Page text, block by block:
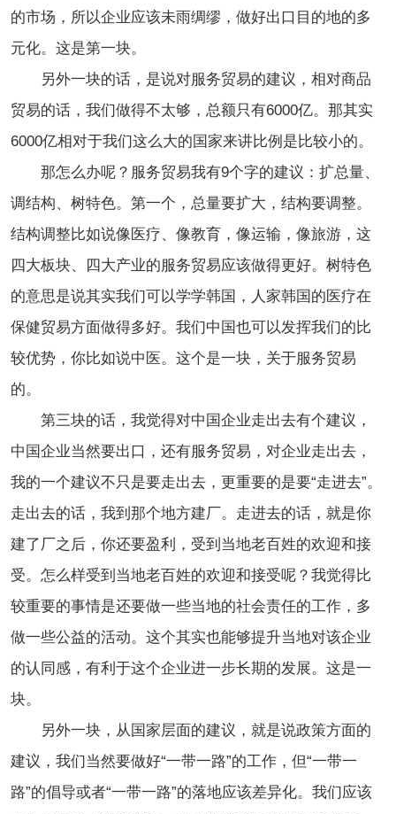
的市场，所以企业应该未雨绸缪，做好出口目的地的多
元化。这是第一块。
另外一块的话，是说对服务贸易的建议，相对商品
贸易的话，我们做得不太够，总额只有6000亿。那其实
6000亿相对于我们这么大的国家来讲比例是比较小的。
那怎么办呢？服务贸易我有9个字的建议：扩总量、
调结构、树特色。第一个，总量要扩大，结构要调整。
结构调整比如说像医疗、像教育，像运输，像旅游，这
四大板块、四大产业的服务贸易应该做得更好。树特色
的意思是说其实我们可以学学韩国，人家韩国的医疗在
保健贸易方面做得多好。我们中国也可以发挥我们的比
较优势，你比如说中医。这个是一块，关于服务贸易
的。
第三块的话，我觉得对中国企业走出去有个建议，
中国企业当然要出口，还有服务贸易，对企业走出去，
我的一个建议不只是要走出去，更重要的是要“走进去”。
走出去的话，我到那个地方建厂。走进去的话，就是你
建了厂之后，你还要盈利，受到当地老百姓的欢迎和接
受。怎么样受到当地老百姓的欢迎和接受呢？我觉得比
较重要的事情是还要做一些当地的社会责任的工作，多
做一些公益的活动。这个其实也能够提升当地对该企业
的认同感，有利于这个企业进一步长期的发展。这是一
块。
另外一块，从国家层面的建议，就是说政策方面的
建议，我们当然要做好“一带一路”的工作，但“一带一
路”的倡导或者“一带一路”的落地应该差异化。我们应该